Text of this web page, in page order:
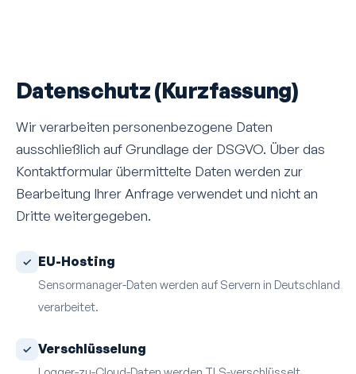
Datenschutz (Kurzfassung)
Wir verarbeiten personen­bezogene Daten
ausschließlich auf Grundlage der DSGVO. Über das
Kontakt­formular übermittelte Daten werden zur
Bearbeitung Ihrer Anfrage verwendet und nicht an
Dritte weiter­gegeben.
EU-Hosting
Sensormanager-Daten werden auf Servern in Deutschland
verarbeitet.
Verschlüsselung